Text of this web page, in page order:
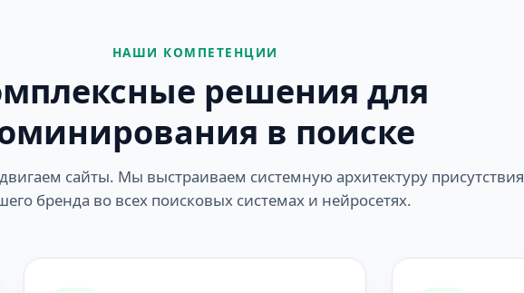
НАШИ КОМПЕТЕНЦИИ
решения для
в поиске
сайты. Мы выстраиваем системную архитектуру присутствия
бренда во всех поисковых системах и нейросетях.